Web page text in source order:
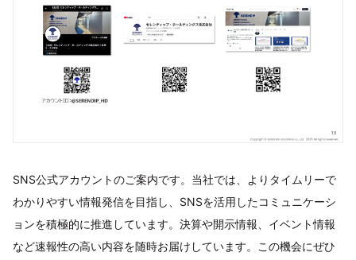
SNS公式アカウントのご案内です。当社では、よりタイムリーで
わかりやすい情報発信を目指し、SNSを活用したコミュニケーシ
ョンを積極的に推進しています。決算や開示情報、イベント情報
など速報性の高い内容を随時お届けしています。この機会にぜひ